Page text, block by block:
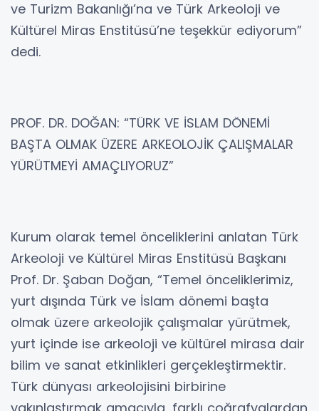
ve Turizm Bakanlığı’na ve Türk Arkeoloji ve
Kültürel Miras Enstitüsü’ne teşekkür ediyorum”
dedi.
PROF. DR. DOĞAN: “TÜRK VE İSLAM DÖNEMİ
BAŞTA OLMAK ÜZERE ARKEOLOJİK ÇALIŞMALAR
YÜRÜTMEYİ AMAÇLIYORUZ”
Kurum olarak temel önceliklerini anlatan Türk
Arkeoloji ve Kültürel Miras Enstitüsü Başkanı
Prof. Dr. Şaban Doğan, “Temel önceliklerimiz,
yurt dışında Türk ve İslam dönemi başta
olmak üzere arkeolojik çalışmalar yürütmek,
yurt içinde ise arkeoloji ve kültürel mirasa dair
bilim ve sanat etkinlikleri gerçekleştirmektir.
Türk dünyası arkeolojisini birbirine